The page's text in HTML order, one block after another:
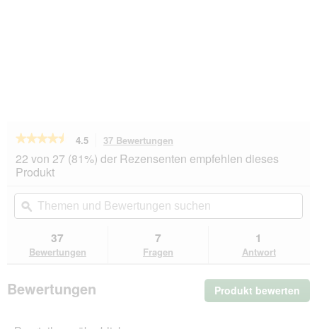
★★★★★
★★★★★
von
5
lesen
für
NATURE
Snackwurst
Geflügel
4.5 37 Bewertungen
Aktion
du
zu
den
22 von 27 (81%) der Rezensenten empfehlen dieses
Produkt
Themen
und
Bewertungen
ϙ
37
Bewertungen
7
Fragen
1
Antwort
Bewertungen Produkt bewerten
Mit